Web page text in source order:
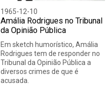
1965-12-10
Amália Rodrigues no Tribunal
da Opinião Pública
Em sketch humorístico, Amália
Rodrigues tem de responder no
Tribunal da Opinião Pública a
diversos crimes de que é
acusada.